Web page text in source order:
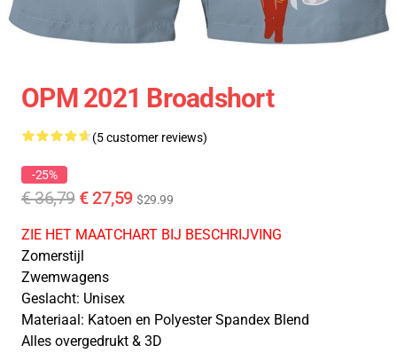
OPM 2021 Broadshort
(5 customer reviews)
-25%
€ 36,79 € 27,59 $29.99
ZIE HET MAATCHART BIJ BESCHRIJVING
Zomerstijl
Zwemwagens
Geslacht: Unisex
Materiaal: Katoen en Polyester Spandex Blend
Alles overgedrukt & 3D